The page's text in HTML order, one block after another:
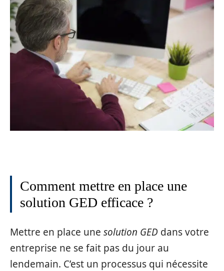
Comment mettre en place une
solution GED efficace ?
Mettre en place une solution GED dans votre
entreprise ne se fait pas du jour au
lendemain. C’est un processus qui nécessite